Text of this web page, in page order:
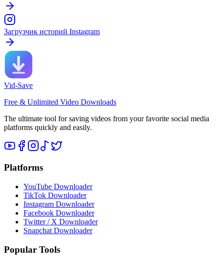
Загрузчик историй Instagram
Vid-Save
Free & Unlimited Video Downloads
The ultimate tool for saving videos from your favorite social media
platforms quickly and easily.
Platforms
YouTube Downloader
TikTok Downloader
Instagram Downloader
Facebook Downloader
Twitter / X Downloader
Snapchat Downloader
Popular Tools